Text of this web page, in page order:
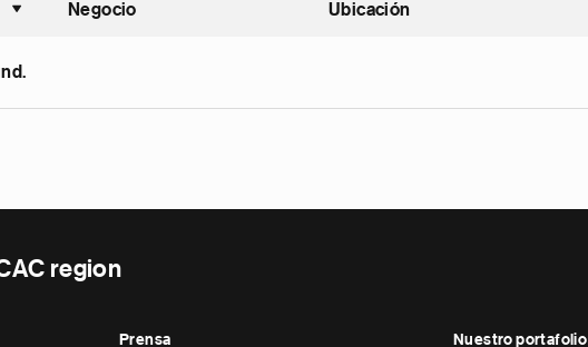
Ordenar ascendente
Negocio Ubicación
region
Prensa Nuestro portafolio